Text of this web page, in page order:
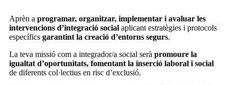
Aprèn a programar, organitzar, implementar i avaluar les
intervencions d’integració social aplicant estratègies i protocols
específics garantint la creació d’entorns segurs.
La teva missió com a integrador/a social serà promoure la
igualtat d’oportunitats, fomentant la inserció laboral i social
de diferents col·lectius en risc d’exclusió.